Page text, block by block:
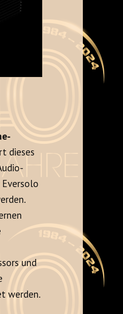
dieses
und
werden.